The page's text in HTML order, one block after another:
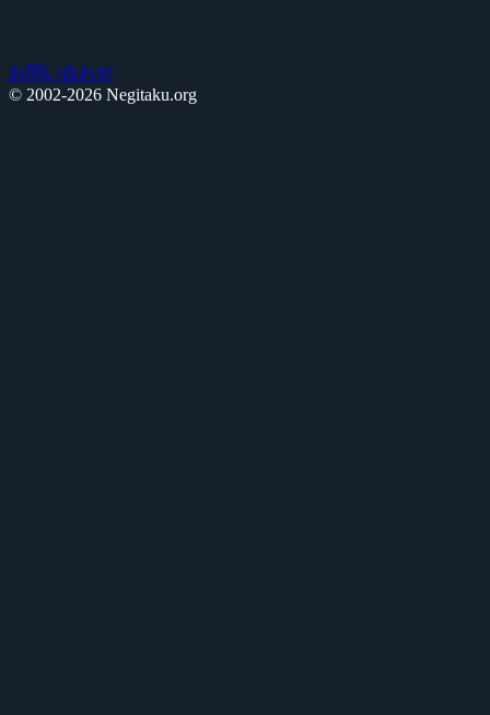
お問い合わせ
© 2002-2026 Negitaku.org